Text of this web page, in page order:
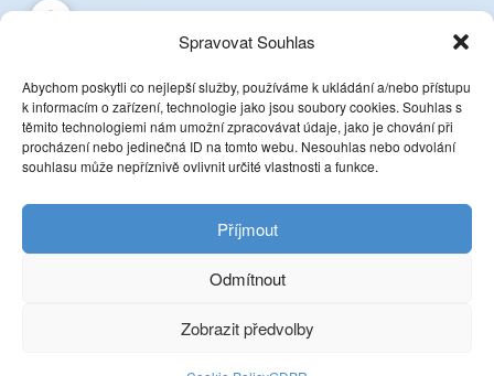
Spravovat Souhlas
Abychom poskytli co nejlepší služby, používáme k ukládání a/nebo přístupu
k informacím o zařízení, technologie jako jsou soubory cookies. Souhlas s
těmito technologiemi nám umožní zpracovávat údaje, jako je chování při
procházení nebo jedinečná ID na tomto webu. Nesouhlas nebo odvolání
souhlasu může nepříznivě ovlivnit určité vlastnosti a funkce.
Příjmout
Odmítnout
Zobrazit předvolby
GDPR
Kontakt
+420 602 859 822
Dolní Rokytnice nad Jizerou 196, 512 44 Rokytnice nad
Jizerou